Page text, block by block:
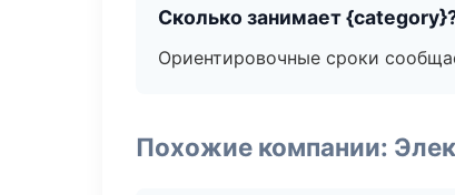
Сколько занимает
Ориентировочные сроки
Похожие компании: